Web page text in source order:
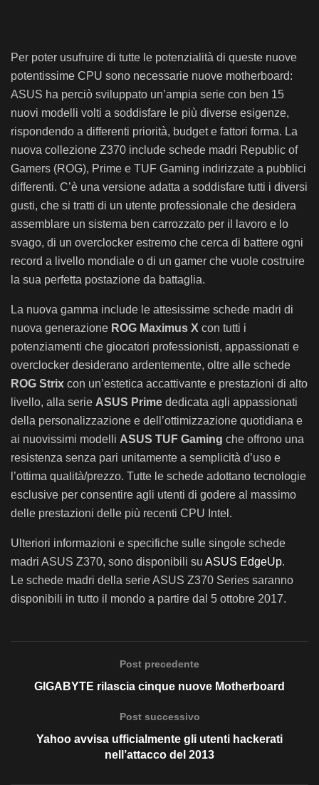
Per poter usufruire di tutte le potenzialità di queste nuove
potentissime CPU sono necessarie nuove motherboard:
ASUS ha perciò sviluppato un’ampia serie con ben 15
nuovi modelli volti a soddisfare le più diverse esigenze,
rispondendo a differenti priorità, budget e fattori forma. La
nuova collezione Z370 include schede madri Republic of
Gamers (ROG), Prime e TUF Gaming indirizzate a pubblici
differenti. C’è una versione adatta a soddisfare tutti i diversi
gusti, che si tratti di un utente professionale che desidera
assemblare un sistema ben carrozzato per il lavoro e lo
svago, di un overclocker estremo che cerca di battere ogni
record a livello mondiale o di un gamer che vuole costruire
la sua perfetta postazione da battaglia.
La nuova gamma include le attesissime schede madri di
nuova generazione ROG Maximus X con tutti i
potenziamenti che giocatori professionisti, appassionati e
overclocker desiderano ardentemente, oltre alle schede
ROG Strix con un’estetica accattivante e prestazioni di alto
livello, alla serie ASUS Prime dedicata agli appassionati
della personalizzazione e dell’ottimizzazione quotidiana e
ai nuovissimi modelli ASUS TUF Gaming che offrono una
resistenza senza pari unitamente a semplicità d’uso e
l’ottima qualità/prezzo. Tutte le schede adottano tecnologie
esclusive per consentire agli utenti di godere al massimo
delle prestazioni delle più recenti CPU Intel.
Ulteriori informazioni e specifiche sulle singole schede
madri ASUS Z370, sono disponibili su ASUS EdgeUp.
Le schede madri della serie ASUS Z370 Series saranno
disponibili in tutto il mondo a partire dal 5 ottobre 2017.
Post precedente
GIGABYTE rilascia cinque nuove Motherboard
Post successivo
Yahoo avvisa ufficialmente gli utenti hackerati
nell’attacco del 2013